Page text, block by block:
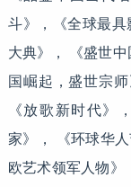
斗》，《全球最
大典》， 《盛世
国崛起，盛世宗
《放歌新时代》
家》， 《环球华
欧艺术领军人物》